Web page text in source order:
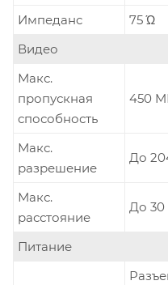
Импеданс
75 Ώ
Видео
Макс.
пропускная
способность
450
Макс.
разрешение
До
Макс.
расстояние
До 30
Питание